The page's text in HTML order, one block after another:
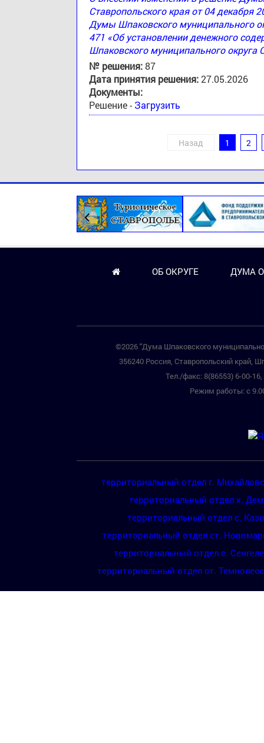
Ставропольского края от 04 декабря
Думы Шпаковского муниципального
471 «Об установлении денежного
Шпаковского муниципального округа
№ решения:87
Дата принятия решения:27.05.2026
Документы:
Решение - Загрузить
Назад 1 2
ОБ ОКРУГЕ ДУМА
©2026 "Дума Шпаковского
356240 Россия, Ставропольский край,
Тел./факс: 8(86553) 6-00-
Режим работы: с
территориальный отдел г.
территориальный отдел х.
территориальный отдел с.
территориальный отдел ст.
территориальный отдел с.
территориальный отдел ст.